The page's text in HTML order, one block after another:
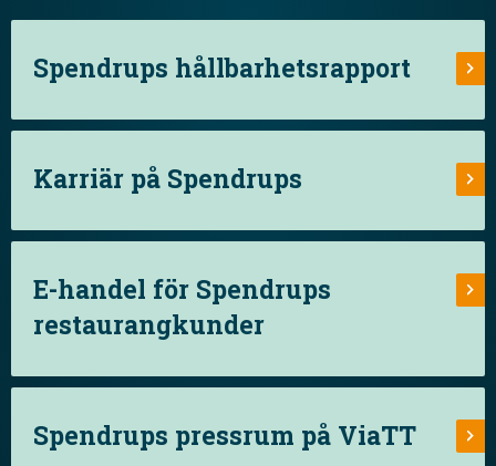
Spendrups hållbarhetsrapport
Karriär på Spendrups
E-handel för Spendrups
restaurangkunder
Spendrups pressrum på ViaTT